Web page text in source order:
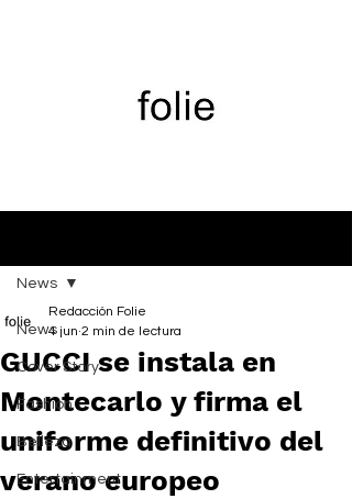
News
Cover Story
Fashion
Belleza
Entertainment
News
GUCCI se instala en
Montecarlo y firma el
uniforme definitivo del
verano europeo
Redacción Folie
4 jun 2 min de lectura